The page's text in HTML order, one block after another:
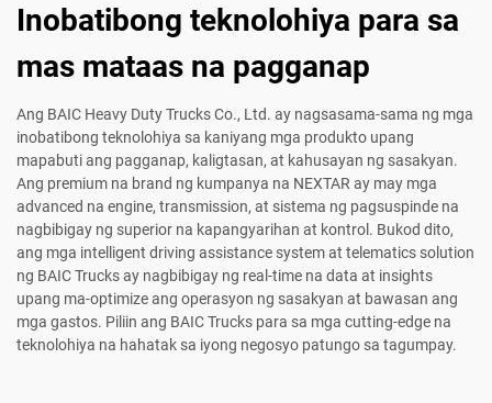
Inobatibong teknolohiya para sa
mas mataas na pagganap
Ang BAIC Heavy Duty Trucks Co., Ltd. ay nagsasama-sama ng mga
inobatibong teknolohiya sa kaniyang mga produkto upang
mapabuti ang pagganap, kaligtasan, at kahusayan ng sasakyan.
Ang premium na brand ng kumpanya na NEXTAR ay may mga
advanced na engine, transmission, at sistema ng pagsuspinde na
nagbibigay ng superior na kapangyarihan at kontrol. Bukod dito,
ang mga intelligent driving assistance system at telematics solution
ng BAIC Trucks ay nagbibigay ng real-time na data at insights
upang ma-optimize ang operasyon ng sasakyan at bawasan ang
mga gastos. Piliin ang BAIC Trucks para sa mga cutting-edge na
teknolohiya na hahatak sa iyong negosyo patungo sa tagumpay.